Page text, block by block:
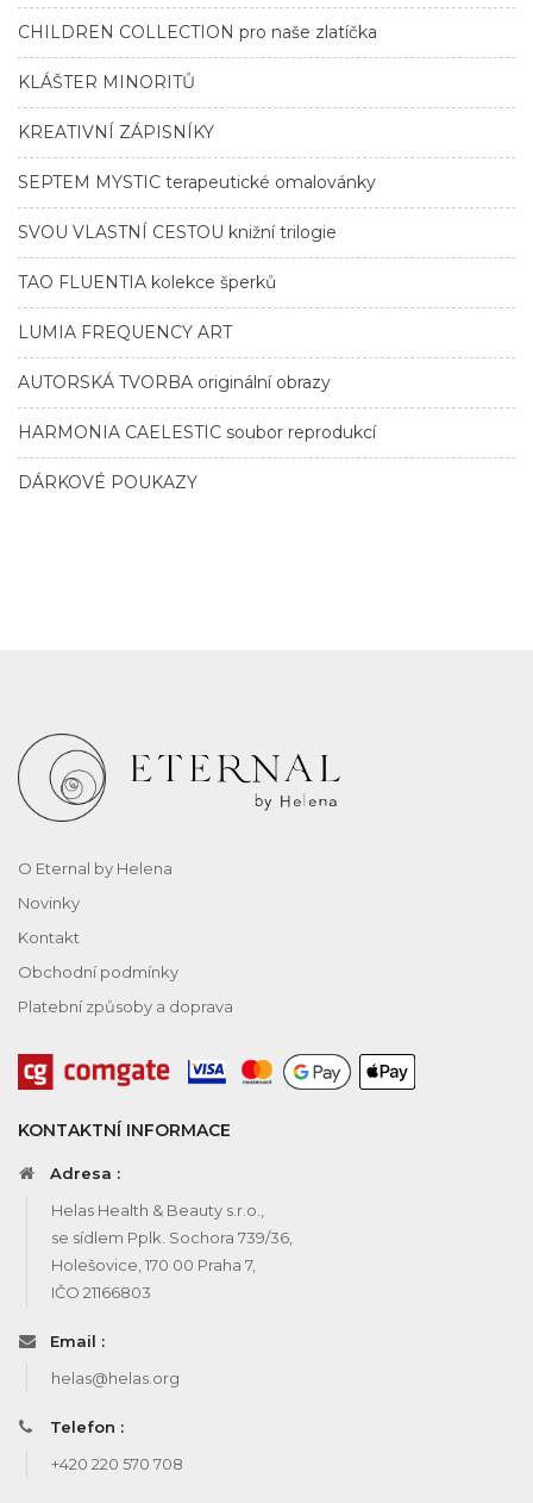
CHILDREN COLLECTION pro naše zlatíčka
KLÁŠTER MINORITŮ
KREATIVNÍ ZÁPISNÍKY
SEPTEM MYSTIC terapeutické omalovánky
SVOU VLASTNÍ CESTOU knižní trilogie
TAO FLUENTIA kolekce šperků
LUMIA FREQUENCY ART
AUTORSKÁ TVORBA originální obrazy
HARMONIA CAELESTIC soubor reprodukcí
DÁRKOVÉ POUKAZY
O Eternal by Helena
Novinky
Kontakt
Obchodní podmínky
Platební způsoby a doprava
KONTAKTNÍ INFORMACE
Adresa :
Helas Health & Beauty s.r.o.,
se sídlem Pplk. Sochora 739/36,
Holešovice, 170 00 Praha 7,
IČO 21166803
Email :
helas@helas.org
Telefon :
+420 220 570 708